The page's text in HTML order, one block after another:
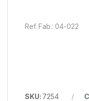
Ref. Fab.: 04-022
SKU: 7254